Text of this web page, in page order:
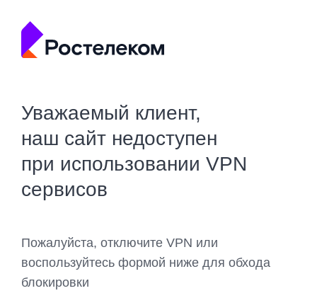
Уважаемый клиент,
наш сайт недоступен
при использовании VPN
сервисов
Пожалуйста, отключите VPN или
воспользуйтесь формой ниже для обхода
блокировки